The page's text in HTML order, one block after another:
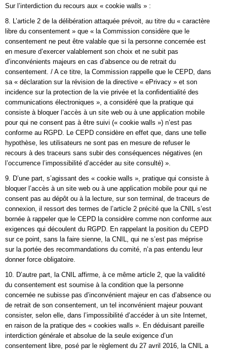
Sur l’interdiction du recours aux « cookie walls » :
8. L’article 2 de la délibération attaquée prévoit, au titre du « caractère
libre du consentement » que « la Commission considère que le
consentement ne peut être valable que si la personne concernée est
en mesure d’exercer valablement son choix et ne subit pas
d’inconvénients majeurs en cas d’absence ou de retrait du
consentement. / A ce titre, la Commission rappelle que le CEPD, dans
sa « déclaration sur la révision de la directive « ePrivacy » et son
incidence sur la protection de la vie privée et la confidentialité des
communications électroniques », a considéré que la pratique qui
consiste à bloquer l’accès à un site web ou à une application mobile
pour qui ne consent pas à être suivi (« cookie walls ») n’est pas
conforme au RGPD. Le CEPD considère en effet que, dans une telle
hypothèse, les utilisateurs ne sont pas en mesure de refuser le
recours à des traceurs sans subir des conséquences négatives (en
l’occurrence l’impossibilité d’accéder au site consulté) ».
9. D’une part, s’agissant des « cookie walls », pratique qui consiste à
bloquer l’accès à un site web ou à une application mobile pour qui ne
consent pas au dépôt ou à la lecture, sur son terminal, de traceurs de
connexion, il ressort des termes de l’article 2 précité que la CNIL s’est
bornée à rappeler que le CEPD la considère comme non conforme aux
exigences qui découlent du RGPD. En rappelant la position du CEPD
sur ce point, sans la faire sienne, la CNIL, qui ne s’est pas méprise
sur la portée des recommandations du comité, n’a pas entendu leur
donner force obligatoire.
10. D’autre part, la CNIL affirme, à ce même article 2, que la validité
du consentement est soumise à la condition que la personne
concernée ne subisse pas d’inconvénient majeur en cas d’absence ou
de retrait de son consentement, un tel inconvénient majeur pouvant
consister, selon elle, dans l’impossibilité d’accéder à un site Internet,
en raison de la pratique des « cookies walls ». En déduisant pareille
interdiction générale et absolue de la seule exigence d’un
consentement libre, posé par le règlement du 27 avril 2016, la CNIL a